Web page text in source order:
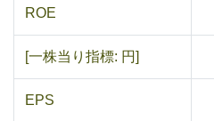
ROE
[一株当り指標: 円]
EPS